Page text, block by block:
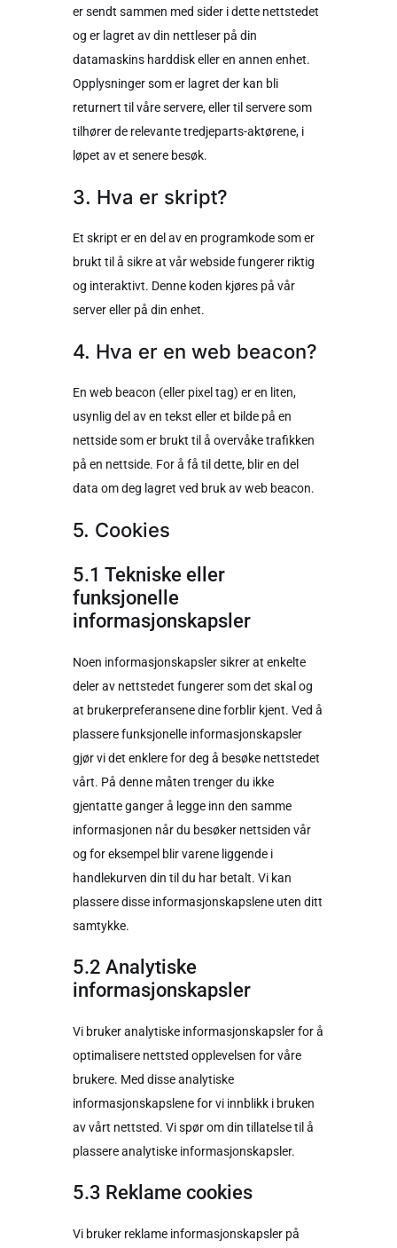
er sendt sammen med sider i dette nettstedet
og er lagret av din nettleser på din
datamaskins harddisk eller en annen enhet.
Opplysninger som er lagret der kan bli
returnert til våre servere, eller til servere som
tilhører de relevante tredjeparts-aktørene, i
løpet av et senere besøk.
3. Hva er skript?
Et skript er en del av en programkode som er
brukt til å sikre at vår webside fungerer riktig
og interaktivt. Denne koden kjøres på vår
server eller på din enhet.
4. Hva er en web beacon?
En web beacon (eller pixel tag) er en liten,
usynlig del av en tekst eller et bilde på en
nettside som er brukt til å overvåke trafikken
på en nettside. For å få til dette, blir en del
data om deg lagret ved bruk av web beacon.
5. Cookies
5.1 Tekniske eller
funksjonelle
informasjonskapsler
Noen informasjonskapsler sikrer at enkelte
deler av nettstedet fungerer som det skal og
at brukerpreferansene dine forblir kjent. Ved å
plassere funksjonelle informasjonskapsler
gjør vi det enklere for deg å besøke nettstedet
vårt. På denne måten trenger du ikke
gjentatte ganger å legge inn den samme
informasjonen når du besøker nettsiden vår
og for eksempel blir varene liggende i
handlekurven din til du har betalt. Vi kan
plassere disse informasjonskapslene uten ditt
samtykke.
5.2 Analytiske
informasjonskapsler
Vi bruker analytiske informasjonskapsler for å
optimalisere nettsted opplevelsen for våre
brukere. Med disse analytiske
informasjonskapslene for vi innblikk i bruken
av vårt nettsted. Vi spør om din tillatelse til å
plassere analytiske informasjonskapsler.
5.3 Reklame cookies
Vi bruker reklame informasjonskapsler på